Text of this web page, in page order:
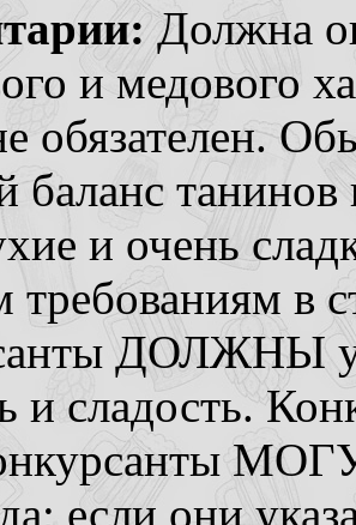
Должна
и медового
обязателен.
баланс танинов
и очень
требованиям в
ДОЛЖНЫ
и сладость.
если они